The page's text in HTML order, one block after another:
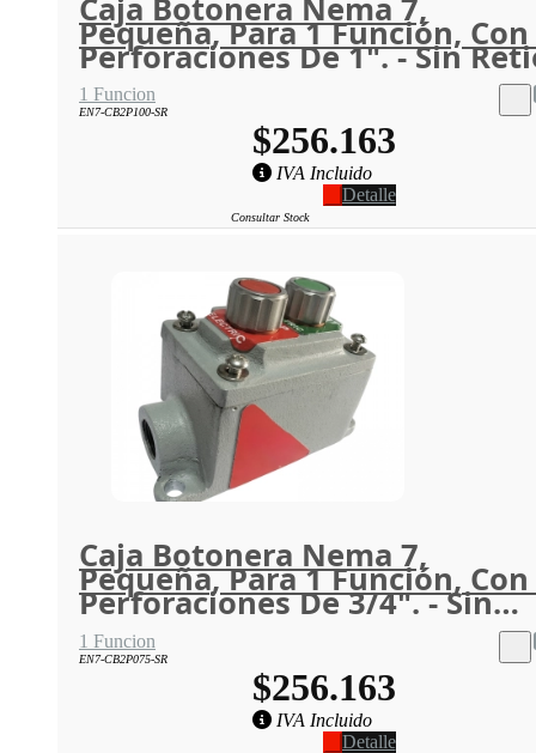
Caja Botonera Nema 7,
Pequeña, Para 1 Función, Con
Perforaciones De 1". - Sin
1 Funcion
EN7-CB2P100-SR
$256.163
IVA Incluido
Detalle
Consultar Stock
Caja Botonera Nema 7,
Pequeña, Para 1 Función, Con
Perforaciones De 3/4". - Sin
Retie
1 Funcion
EN7-CB2P075-SR
$256.163
IVA Incluido
Detalle